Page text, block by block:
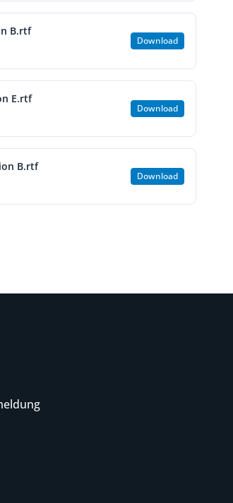
B.rtf
Download
E.rtf
Download
B.rtf
Download